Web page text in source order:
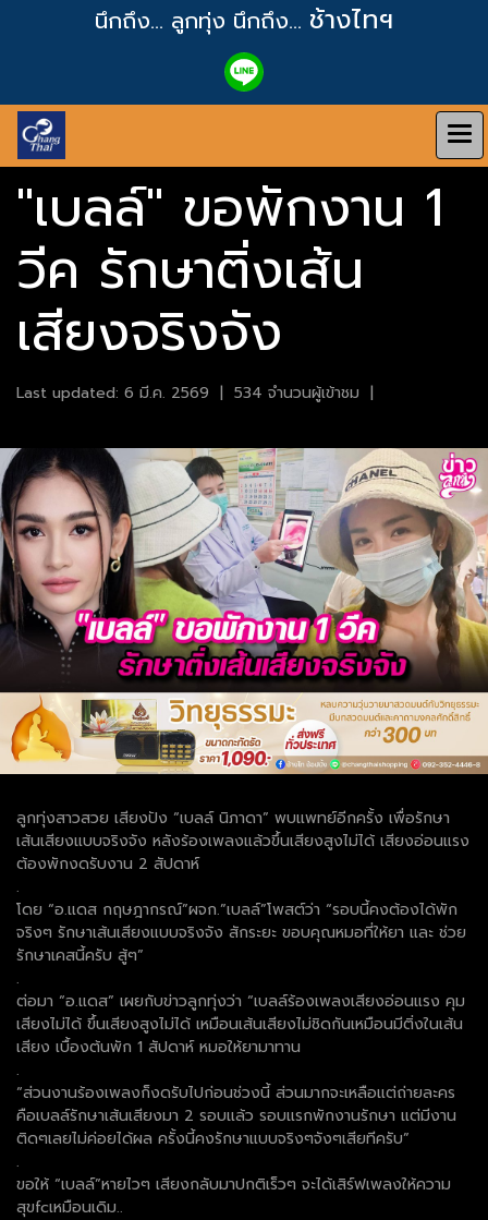
นึกถึง... ลูกทุ่ง นึกถึง... ช้างไทฯ
"เบลล์" ขอพักงาน 1
วีค รักษาติ่งเส้น
เสียงจริงจัง
Last updated: 6 มี.ค. 2569 | 534 จำนวนผู้เข้าชม |
ลูกทุ่งสาวสวย เสียงปัง “เบลล์ นิภาดา” พบแพทย์อีกครั้ง เพื่อรักษา
เส้นเสียงแบบจริงจัง หลังร้องเพลงแล้วขึ้นเสียงสูงไม่ได้ เสียงอ่อนแรง
ต้องพักงดรับงาน 2 สัปดาห์
.
โดย “อ.แดส กฤษฎากรณ์”ผจก.”เบลล์”โพสต์ว่า “รอบนี้คงต้องได้พัก
จริงๆ รักษาเส้นเสียงแบบจริงจัง สักระยะ ขอบคุณหมอที่ให้ยา และ ช่วย
รักษาเคสนี้ครับ สู้ๆ”
.
ต่อมา “อ.แดส” เผยกับข่าวลูกทุ่งว่า “เบลล์ร้องเพลงเสียงอ่อนแรง คุม
เสียงไม่ได้ ขึ้นเสียงสูงไม่ได้ เหมือนเส้นเสียงไม่ชิดกันเหมือนมีติ่งในเส้น
เสียง เบื้องต้นพัก 1 สัปดาห์ หมอให้ยามาทาน
.
“ส่วนงานร้องเพลงก็งดรับไปก่อนช่วงนี้ ส่วนมากจะเหลือแต่ถ่ายละคร
คือเบลล์รักษาเส้นเสียงมา 2 รอบแล้ว รอบแรกพักงานรักษา แต่มีงาน
ติดๆเลยไม่ค่อยได้ผล ครั้งนี้คงรักษาแบบจริงๆจังๆเสียทีครับ”
.
ขอให้ “เบลล์”หายไวๆ เสียงกลับมาปกติเร็วๆ จะได้เสิร์ฟเพลงให้ความ
สุขfcเหมือนเดิม..